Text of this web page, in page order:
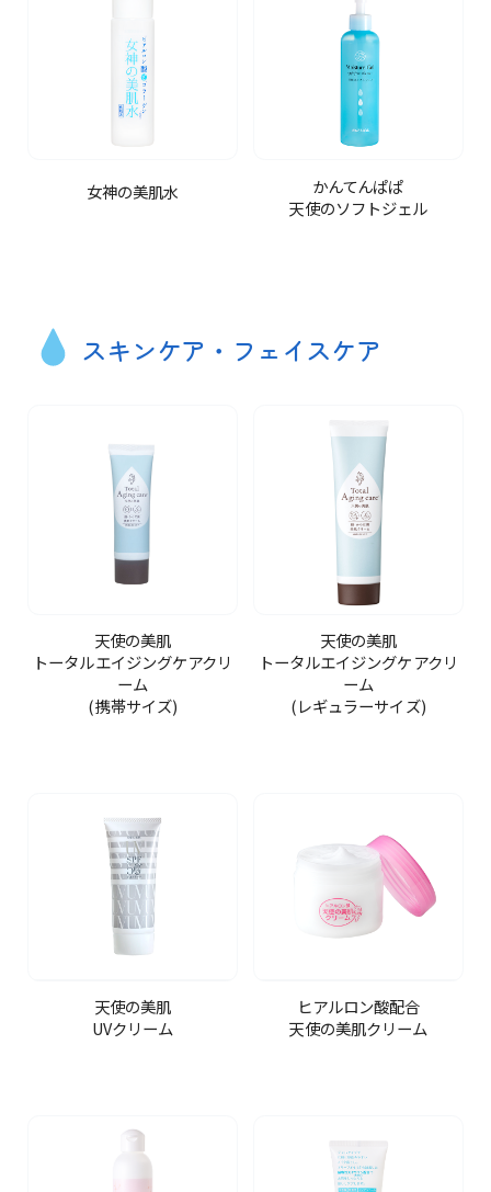
女神の美肌水
かんてんぱぱ
天使のソフトジェル
スキンケア・フェイスケア
天使の美肌
トータルエイジングケアクリ
ーム
(携帯サイズ)
天使の美肌
トータルエイジングケアクリ
ーム
(レギュラーサイズ)
天使の美肌
UVクリーム
ヒアルロン酸配合
天使の美肌クリーム